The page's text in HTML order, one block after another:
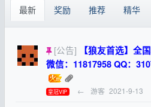
最新 奖励 推荐 精华
[公告]
【狼友首选】全
微信：11817958 QQ：
皇冠VIP ← 游客 2021-9-13